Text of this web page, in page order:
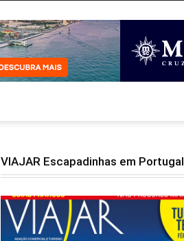
VIAJAR Escapadinhas em Portugal